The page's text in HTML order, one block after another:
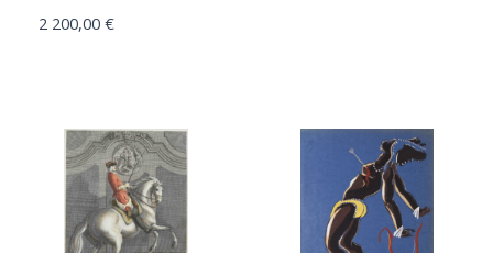
MERCATOR, Gerard / HALMA, François
MERIAN, Matthaeus
METELLUS, Johannes Matalius
MICH
MIDDLETON, George
2 200,00 €